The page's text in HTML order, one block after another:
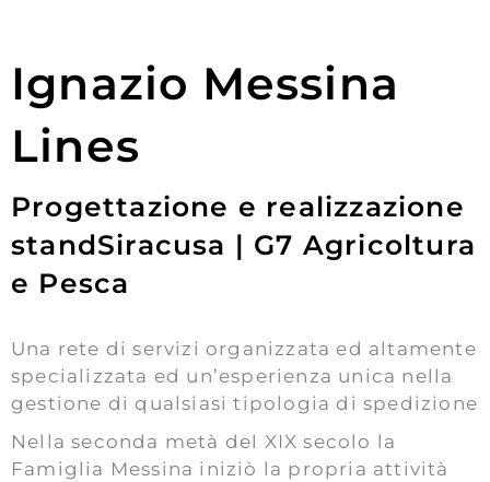
Ignazio Messina
Lines
Progettazione e realizzazione
standSiracusa | G7 Agricoltura
e Pesca
Una rete di servizi organizzata ed altamente
specializzata ed un’esperienza unica nella
gestione di qualsiasi tipologia di spedizione
Nella seconda metà del XIX secolo la
Famiglia Messina iniziò la propria attività